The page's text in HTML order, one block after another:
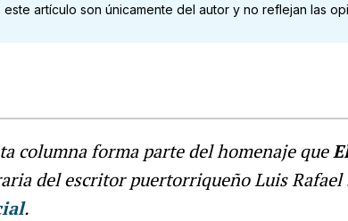
artículo son únicamente del autor y no reflejan las
columna forma parte del homenaje que
del escritor puertorriqueño Luis Rafael
.